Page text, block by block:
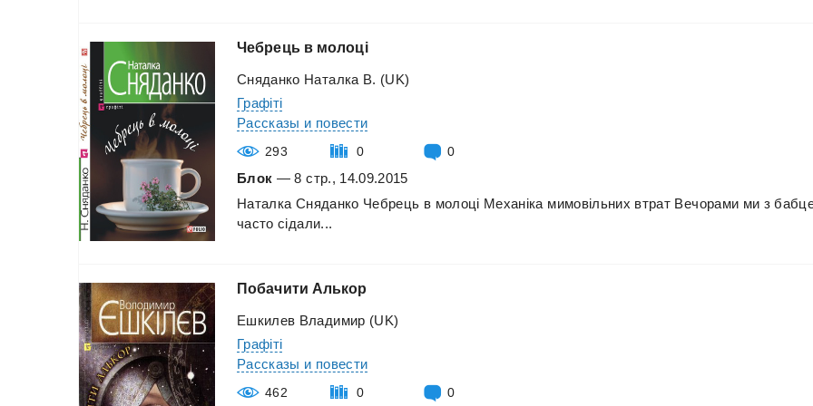
Чебрець в молоцi
Сняданко Наталка В. (UK)
Графіті
Рассказы и повести
293 0 0
Блок — 8 стр., 14.09.2015
Наталка Сняданко Чебрець в молоці Механіка мимовільних втрат Вечорами ми з
часто сідали...
Побачити Алькор
Ешкилев Владимир (UK)
Графіті
Рассказы и повести
462 0 0